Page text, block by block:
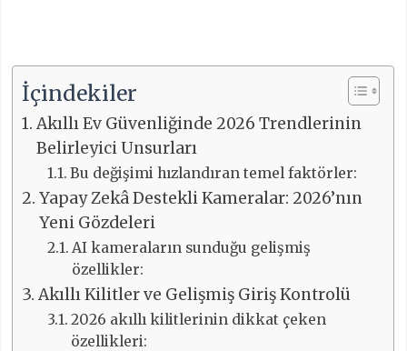
İçindekiler
Akıllı Ev Güvenliğinde 2026 Trendlerinin
Belirleyici Unsurları
Bu değişimi hızlandıran temel faktörler:
Yapay Zekâ Destekli Kameralar: 2026’nın
Yeni Gözdeleri
AI kameraların sunduğu gelişmiş
özellikler:
Akıllı Kilitler ve Gelişmiş Giriş Kontrolü
2026 akıllı kilitlerinin dikkat çeken
özellikleri: